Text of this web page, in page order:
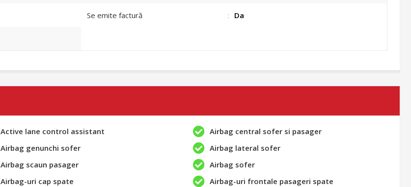
Se emite factură : Da
Active lane control assistant
Airbag central sofer si pasager
Airbag genunchi sofer
Airbag lateral sofer
Airbag scaun pasager
Airbag sofer
Airbag-uri cap spate
Airbag-uri frontale pasageri spate